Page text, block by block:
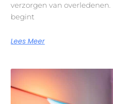
verzorgen van
begint
Lees Meer